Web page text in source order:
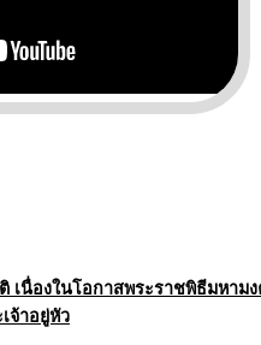
เนื่องในโอกาสพระราชพิธีมหาม
จ้าอยู่หัว